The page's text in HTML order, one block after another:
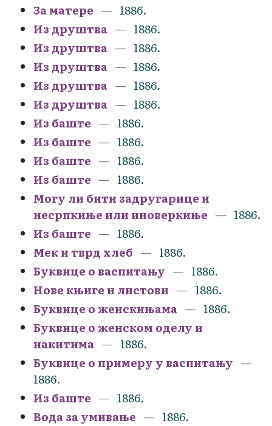
За матере
1886.
Из друштва
1886.
Из друштва
1886.
Из друштва
1886.
Из друштва
1886.
Из друштва
1886.
Из баште
1886.
Из баште
1886.
Из баште
1886.
Из баште
1886.
Могу ли бити задругарице и
несрпкиње или иноверкиње
1886.
Из баште
1886.
Мек и тврд хлеб
1886.
Буквице о васпитању
1886.
Нове књиге и листови
1886.
Буквице о женскињама
1886.
Буквице о женском оделу и
накитима
1886.
Буквице о примеру у васпитању
1886.
Из баште
1886.
Вода за умивање
1886.